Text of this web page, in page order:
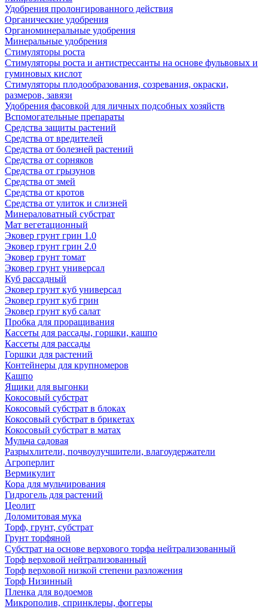
Удобрения пролонгированного действия
Органические удобрения
Органоминеральные удобрения
Минеральные удобрения
Стимуляторы роста
Стимуляторы роста и антистрессанты на основе фульвовых и
гуминовых кислот
Стимуляторы плодообразования, созревания, окраски,
размеров, завязи
Удобрения фасовкой для личных подсобных хозяйств
Вспомогательные препараты
Средства защиты растений
Средства от вредителей
Средства от болезней растений
Средства от сорняков
Средства от грызунов
Средства от змей
Средства от кротов
Средства от улиток и слизней
Минераловатный субстрат
Мат вегетационный
Эковер грунт грин 1.0
Эковер грунт грин 2.0
Эковер грунт томат
Эковер грунт универсал
Куб рассадный
Эковер грунт куб универсал
Эковер грунт куб грин
Эковер грунт куб салат
Пробка для проращивания
Кассеты для рассады, горшки, кашпо
Кассеты для рассады
Горшки для растений
Контейнеры для крупномеров
Кашпо
Ящики для выгонки
Кокосовый субстрат
Кокосовый субстрат в блоках
Кокосовый субстрат в брикетах
Кокосовый субстрат в матах
Мульча садовая
Разрыхлители, почвоулучшители, влагоудержатели
Агроперлит
Вермикулит
Кора для мульчирования
Гидрогель для растений
Цеолит
Доломитовая мука
Торф, грунт, субстрат
Грунт торфяной
Субстрат на основе верхового торфа нейтрализованный
Торф верховой нейтрализованный
Торф верховой низкой степени разложения
Торф Низинный
Пленка для водоемов
Микрополив, спринклеры, фоггеры